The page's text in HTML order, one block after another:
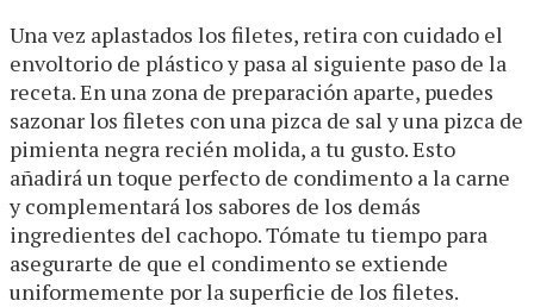
Una vez aplastados los filetes, retira con cuidado el
envoltorio de plástico y pasa al siguiente paso de la
receta. En una zona de preparación aparte, puedes
sazonar los filetes con una pizca de sal y una pizca de
pimienta negra recién molida, a tu gusto. Esto
añadirá un toque perfecto de condimento a la carne
y complementará los sabores de los demás
ingredientes del cachopo. Tómate tu tiempo para
asegurarte de que el condimento se extiende
uniformemente por la superficie de los filetes.